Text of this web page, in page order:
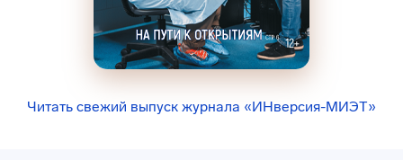
Читать свежий выпуск журнала «ИНверсия-МИЭТ»